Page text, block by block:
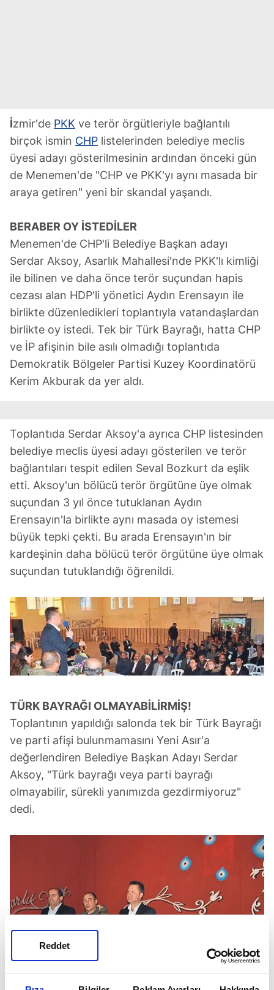
Reddet
İzmir'de PKK ve terör örgütleriyle bağlantılı
birçok ismin CHP listelerinden belediye meclis
üyesi adayı gösterilmesinin ardından önceki gün
de Menemen'de "CHP ve PKK'yı aynı masada bir
araya getiren" yeni bir skandal yaşandı.
BERABER OY İSTEDİLER
Menemen'de CHP'li Belediye Başkan adayı
Serdar Aksoy, Asarlık Mahallesi'nde PKK'lı kimliği
ile bilinen ve daha önce terör suçundan hapis
cezası alan HDP'li yönetici Aydın Erensayın ile
birlikte düzenledikleri toplantıyla vatandaşlardan
birlikte oy istedi. Tek bir Türk Bayrağı, hatta CHP
ve İP afişinin bile asılı olmadığı toplantıda
Demokratik Bölgeler Partisi Kuzey Koordinatörü
Kerim Akburak da yer aldı.
Toplantıda Serdar Aksoy'a ayrıca CHP listesinden
belediye meclis üyesi adayı gösterilen ve terör
bağlantıları tespit edilen Seval Bozkurt da eşlik
etti. Aksoy'un bölücü terör örgütüne üye olmak
suçundan 3 yıl önce tutuklanan Aydın
Erensayın'la birlikte aynı masada oy istemesi
büyük tepki çekti. Bu arada Erensayın'ın bir
kardeşinin daha bölücü terör örgütüne üye olmak
suçundan tutuklandığı öğrenildi.
TÜRK BAYRAĞI OLMAYABİLİRMİŞ!
Toplantının yapıldığı salonda tek bir Türk Bayrağı
ve parti afişi bulunmamasını Yeni Asır'a
değerlendiren Belediye Başkan Adayı Serdar
Aksoy, "Türk bayrağı veya parti bayrağı
olmayabilir, sürekli yanımızda gezdirmiyoruz"
dedi.